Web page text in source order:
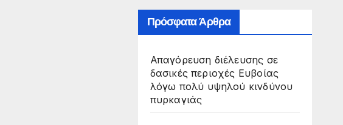
Πρόσφατα Άρθρα
Απαγόρευση διέλευσης σε
δασικές περιοχές Ευβοίας
λόγω πολύ υψηλού κινδύνου
πυρκαγιάς